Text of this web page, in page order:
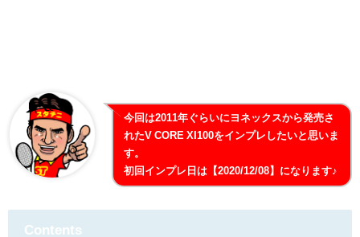
今回は2011年ぐらいにヨネックスから発売さ
れたV CORE XI100をインプレしたいと思いま
す。
初回インプレ日は【2020/12/08】になります♪
Contents